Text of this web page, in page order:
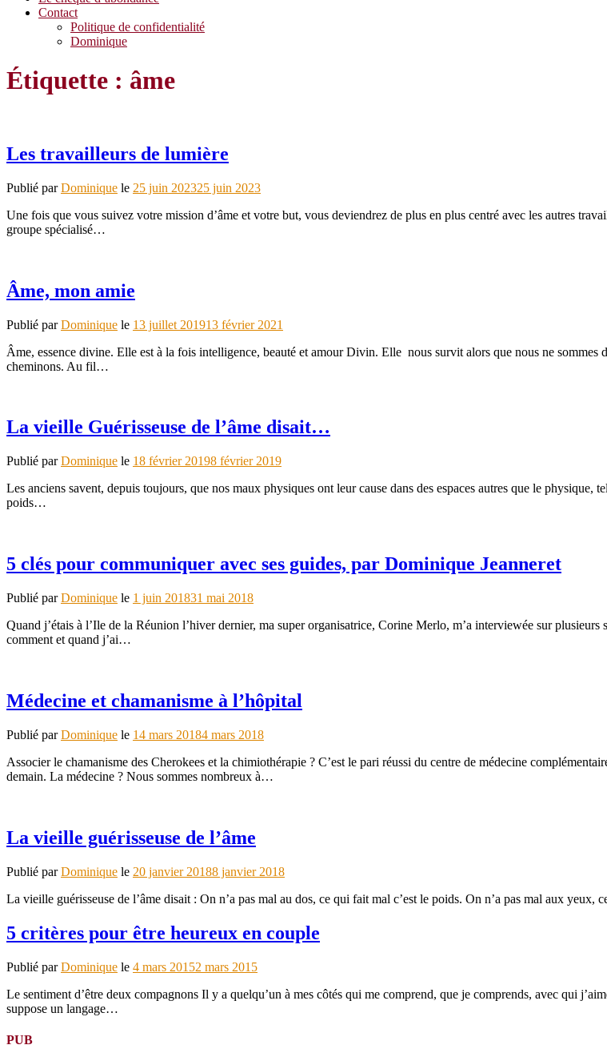
Contact
Politique de confidentialité
Dominique
Étiquette : âme
Les travailleurs de lumière
Publié parDominique le 25 juin 202325 juin 2023
Une fois que vous suivez votre mission d’âme et votre but, vous deviendrez de plus en plus centré avec les autres
groupe spécialisé…
Âme, mon amie
Publié parDominique le 13 juillet 201913 février 2021
Âme, essence divine. Elle est à la fois intelligence, beauté et amour Divin. Elle nous survit alors que nous ne sommes
cheminons. Au fil…
La vieille Guérisseuse de l’âme disait…
Publié parDominique le 18 février 20198 février 2019
Les anciens savent, depuis toujours, que nos maux physiques ont leur cause dans des espaces autres que le physique,
poids…
5 clés pour communiquer avec ses guides, par Dominique Jeanneret
Publié parDominique le 1 juin 201831 mai 2018
Quand j’étais à l’Ile de la Réunion l’hiver dernier, ma super organisatrice, Corine Merlo, m’a interviewée sur
comment et quand j’ai…
Médecine et chamanisme à l’hôpital
Publié parDominique le 14 mars 20184 mars 2018
Associer le chamanisme des Cherokees et la chimiothérapie ? C’est le pari réussi du centre de médecine
demain. La médecine ? Nous sommes nombreux à…
La vieille guérisseuse de l’âme
Publié parDominique le 20 janvier 20188 janvier 2018
La vieille guérisseuse de l’âme disait : On n’a pas mal au dos, ce qui fait mal c’est le poids. On n’a pas mal aux yeux,
5 critères pour être heureux en couple
Publié parDominique le 4 mars 20152 mars 2015
Le sentiment d’être deux compagnons Il y a quelqu’un à mes côtés qui me comprend, que je comprends, avec qui
suppose un langage…
PUB